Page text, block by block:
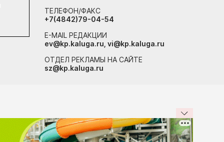
ТЕЛЕФОН/ФАКС
+7(4842)79-04-54
E-MAIL РЕДАКЦИИ
ev@kp.kaluga.ru, vi@kp.kaluga.ru
ОТДЕЛ РЕКЛАМЫ НА САЙТЕ
sz@kp.kaluga.ru